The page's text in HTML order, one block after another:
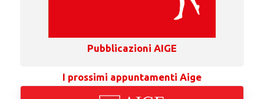
Pubblicazioni AIGE
I prossimi appuntamenti Aige